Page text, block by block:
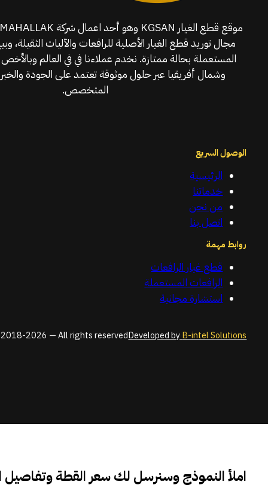
مجال توريد قطع الغيار الأصلية للرافعات والآليات الثقيلة،
المستعملة بحالة ممتازة. نخدم عملاءنا في في العالم
وشمال أفريقيا عبر حلول موثوقة تعتمد على الجودة
المتخصص.
الوصول السريع
الرئيسية
خدماتنا
من نحن
اتصل بنا
روابط مهمة
قطع غيار الرافعات
الرافعات المستعملة
استشارة مجانية
2026 — All rights reservedDeveloped byB-intel Solutions
املأ النموذج وسنرسل لك سعر القطة